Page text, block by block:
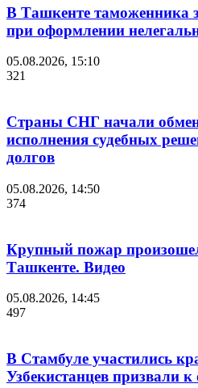
В Ташкенте таможенника
при оформлении
05.08.2026, 15:10
321
Страны СНГ начали
исполнения судебных
долгов
05.08.2026, 14:50
374
Крупный пожар
Ташкенте. Видео
05.08.2026, 14:45
497
В Стамбуле участились
Узбекистанцев призвали к